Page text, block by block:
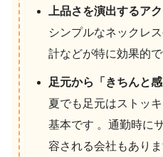
上品さを演出するア
シンプルなネックレ
計などが特に効果的で
足元から「きちんと感
夏でも足元はストッ
基本です 。通勤時に
容される会社もあり